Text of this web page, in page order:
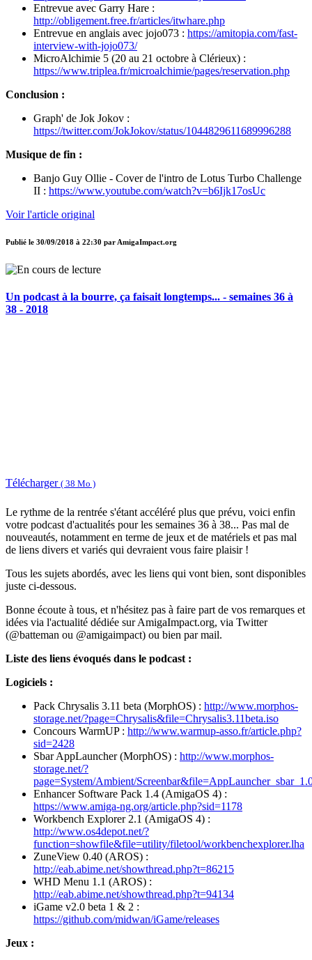
Entrevue avec Garry Hare :
http://obligement.free.fr/articles/itwhare.php
Entrevue en anglais avec jojo073 : https://amitopia.com/fast-
interview-with-jojo073/
MicroAlchimie 5 (20 au 21 octobre à Clérieux) :
https://www.triplea.fr/microalchimie/pages/reservation.php
Conclusion :
Graph' de Jok Jokov :
https://twitter.com/JokJokov/status/1044829611689996288
Musique de fin :
Banjo Guy Ollie - Cover de l'intro de Lotus Turbo Challenge
II : https://www.youtube.com/watch?v=b6Ijk17osUc
Voir l'article original
Publié le 30/09/2018 à 22:30 parAmigaImpact.org
Un podcast à la bourre, ça faisait longtemps... - semaines 36 à
38 - 2018
Télécharger ( 38 Mo )
Le rythme de la rentrée s'étant accéléré plus que prévu, voici enfin
votre podcast d'actualités pour les semaines 36 à 38... Pas mal de
nouveautés, notamment en terme de jeux et de matériels et pas mal
de liens divers et variés qui devraient vous faire plaisir !
Tous les sujets abordés, avec les liens qui vont bien, sont disponibles
juste ci-dessous.
Bonne écoute à tous, et n'hésitez pas à faire part de vos remarques et
idées via l'actualité dédiée sur AmigaImpact.org, via Twitter
(@batteman ou @amigaimpact) ou bien par mail.
Liste des liens évoqués dans le podcast :
Logiciels :
Pack Chrysalis 3.11 beta (MorphOS) : http://www.morphos-
storage.net/?page=Chrysalis&file=Chrysalis3.11beta.iso
Concours WarmUP : http://www.warmup-asso.fr/article.php?
sid=2428
Sbar AppLauncher (MorphOS) : http://www.morphos-
storage.net/?
page=System/Ambient/
Enhancer Software Pack 1.4 (AmigaOS 4) :
https://www.amiga-ng.org/article.php?sid=1178
Workbench Explorer 2.1 (AmigaOS 4) :
http://www.os4depot.net/?
function=showfile&file=utility/filetool/workbenchexplorer.lha
ZuneView 0.40 (AROS) :
http://eab.abime.net/showthread.php?t=86215
WHD Menu 1.1 (AROS) :
http://eab.abime.net/showthread.php?t=94134
iGame v2.0 beta 1 & 2 :
https://github.com/midwan/iGame/releases
Jeux :